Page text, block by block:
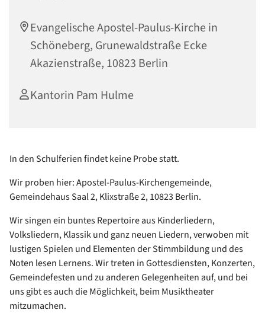
Evangelische Apostel-Paulus-Kirche in
Schöneberg, Grunewaldstraße Ecke
Akazienstraße, 10823 Berlin
Kantorin Pam Hulme
In den Schulferien findet keine Probe statt.
Wir proben hier: Apostel-Paulus-Kirchengemeinde,
Gemeindehaus Saal 2, Klixstraße 2, 10823 Berlin.
Wir singen ein buntes Repertoire aus Kinderliedern,
Volksliedern, Klassik und ganz neuen Liedern, verwoben mit
lustigen Spielen und Elementen der Stimmbildung und des
Noten lesen Lernens. Wir treten in Gottesdiensten, Konzerten,
Gemeindefesten und zu anderen Gelegenheiten auf, und bei
uns gibt es auch die Möglichkeit, beim Musiktheater
mitzumachen.